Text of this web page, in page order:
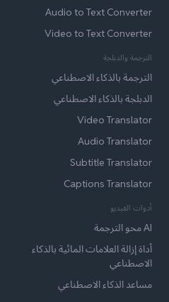
Audio to Text Converter
Video to Text Converter
الترجمة والدبلجة
الترجمة بالذكاء الاصطناعي
الدبلجة بالذكاء الاصطناعي
Video Translator
Audio Translator
Subtitle Translator
Captions Translator
أدوات الفيديو
AI محو الترجمة
أداة إزالة العلامات المائية بالذكاء
الاصطناعي
مساعد الذكاء الاصطناعي